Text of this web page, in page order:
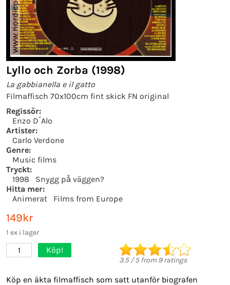
Lyllo och Zorba (1998)
La gabbianella e il gatto
Filmaffisch 70x100cm fint skick FN original
Regissör:
Enzo D´Alo
Artister:
Carlo Verdone
Genre:
Music films
Tryckt:
1998
Snygg på väggen?
Hitta mer:
Animerat
Films from Europe
149kr
1 ex i lager
1 Köp!
3.5/5from 9ratings
Köp en äkta filmaffisch som satt utanför biografen